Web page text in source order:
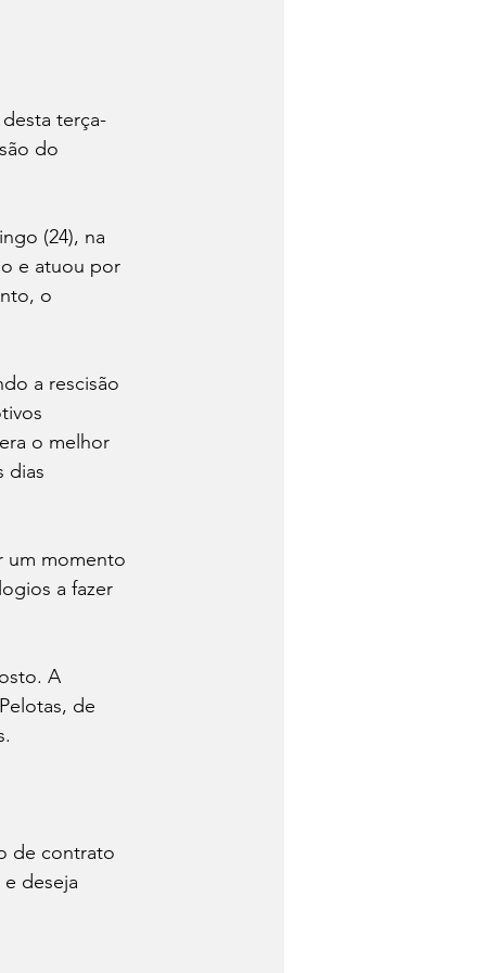
terça-
do
(24), na
e atuou por
o
a rescisão
o melhor
dias
a fazer
A
de
de contrato
deseja